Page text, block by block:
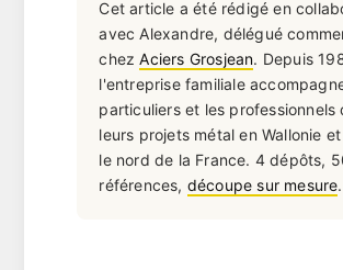
Cet article a été rédigé en
avec Alexandre, délégué
chezAciers Grosjean. Depuis
l'entreprise familiale
particuliers et les professionnels
leurs projets métal en Wallonie
le nord de la France. 4 dépôts,
références, découpe sur mesure.